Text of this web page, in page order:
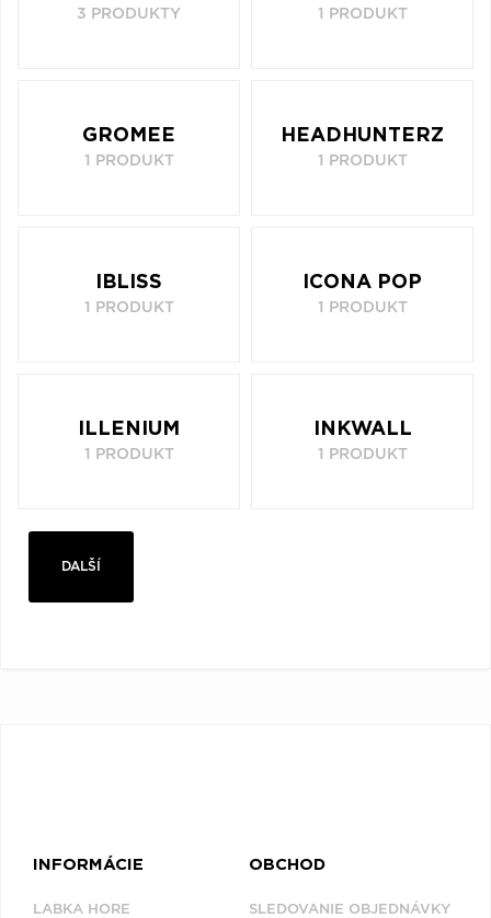
3 PRODUKTY 1 PRODUKT
GROMEE
1 PRODUKT
HEADHUNTERZ
1 PRODUKT
IBLISS
1 PRODUKT
ICONA POP
1 PRODUKT
ILLENIUM
1 PRODUKT
INKWALL
1 PRODUKT
DALŠÍ
INFORMÁCIE
LABKA HORE
OBCHOD
SLEDOVANIE OBJEDNÁVKY